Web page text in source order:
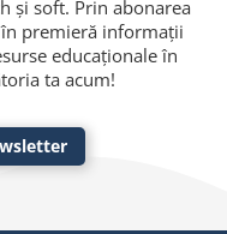
și soft. Prin abonarea
premieră informații
educaționale în
ta acum!